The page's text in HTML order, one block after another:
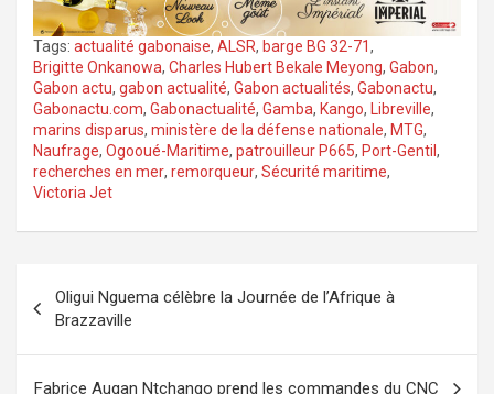
Tags: actualité gabonaise, ALSR, barge BG 32-71,
Brigitte Onkanowa, Charles Hubert Bekale Meyong, Gabon,
Gabon actu, gabon actualité, Gabon actualités, Gabonactu,
Gabonactu.com, Gabonactualité, Gamba, Kango, Libreville,
marins disparus, ministère de la défense nationale, MTG,
Naufrage, Ogooué-Maritime, patrouilleur P665, Port-Gentil ,
recherches en mer, remorqueur, Sécurité maritime,
Victoria Jet
de
l’article
Oligui Nguema célèbre la Journée de l’Afrique à
Brazzaville
Fabrice Augan Ntchango prend les commandes du CNC